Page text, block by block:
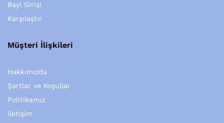
Bayi Girişi
Karşılaştır
Müşteri İlişkileri
Hakkımızda
Şartlar ve Koşullar
Politikamız
iletişim